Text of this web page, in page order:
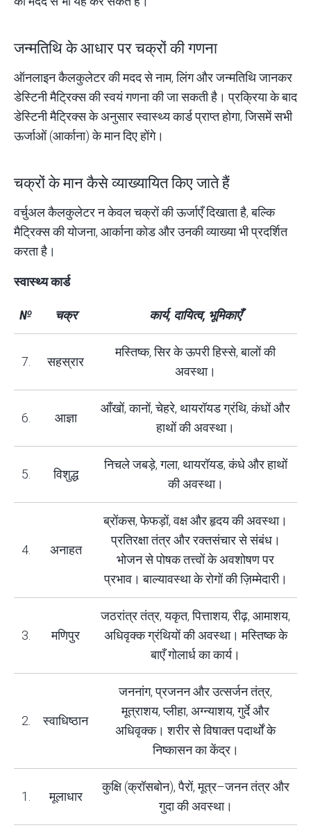
जन्मतिथि के आधार पर चक्रों की गणना
ऑनलाइन कैलकुलेटर की मदद से नाम, लिंग और जन्मतिथि जानकर
डेस्टिनी मैट्रिक्स की स्वयं गणना की जा सकती है। प्रक्रिया के बाद
डेस्टिनी मैट्रिक्स के अनुसार स्वास्थ्य कार्ड प्राप्त होगा, जिसमें सभी
ऊर्जाओं (आर्काना) के मान दिए होंगे।
चक्रों के मान कैसे व्याख्यायित किए जाते हैं
वर्चुअल कैलकुलेटर न केवल चक्रों की ऊर्जाएँ दिखाता है, बल्कि
मैट्रिक्स की योजना, आर्काना कोड और उनकी व्याख्या भी प्रदर्शित
करता है।
स्वास्थ्य कार्ड
№ चक्र कार्य, दायित्व, भूमिकाएँ
7. सहस्रार
मस्तिष्क, सिर के ऊपरी हिस्से, बालों की
अवस्था।
6. आज्ञा
आँखों, कानों, चेहरे, थायरॉयड ग्रंथि, कंधों और
हाथों की अवस्था।
5. विशुद्ध
निचले जबड़े, गला, थायरॉयड, कंधे और हाथों
की अवस्था।
4. अनाहत
ब्रोंकस, फेफड़ों, वक्ष और हृदय की अवस्था।
प्रतिरक्षा तंत्र और रक्तसंचार से संबंध।
भोजन से पोषक तत्त्वों के अवशोषण पर
प्रभाव। बाल्यावस्था के रोगों की ज़िम्मेदारी।
3. मणिपुर
जठरांत्र तंत्र, यकृत, पित्ताशय, रीढ़, आमाशय,
अधिवृक्क ग्रंथियों की अवस्था। मस्तिष्क के
बाएँ गोलार्ध का कार्य।
2. स्वाधिष्ठान
जननांग, प्रजनन और उत्सर्जन तंत्र,
मूत्राशय, प्लीहा, अग्न्याशय, गुर्दे और
अधिवृक्क। शरीर से विषाक्त पदार्थों के
निष्कासन का केंद्र।
1. मूलाधार
कुक्षि (क्रॉसबोन), पैरों, मूत्र–जनन तंत्र और
गुदा की अवस्था।